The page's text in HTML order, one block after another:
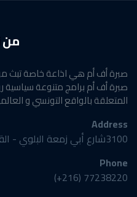
من
صبرة أف أم هي اذاعة خاصة تبث
صبرة أف أم برامج متنوعة سياسية
المتعلقة بالواقع التونسي و
Address
3100شارع أبي زمعة البلوي - القيروان الشمالية - القيروان
Phone
77238220 (216+)